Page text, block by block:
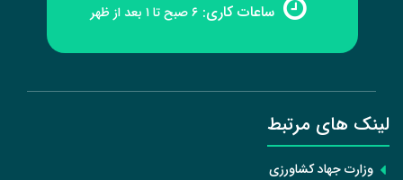
ساعات کاری:۶ صبح تا ۱ بعد از ظهر
لینک های مرتبط
وزارت جهاد کشاورزی